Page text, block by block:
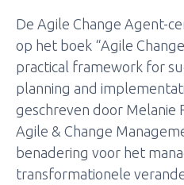
De Agile Change Agent-
op het boek “Agile
practical framework for
planning and
geschreven door Melanie
Agile & Change
benadering voor het
transformationele